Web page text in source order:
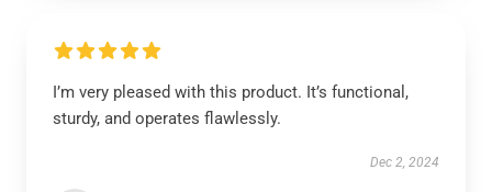
I’m very pleased with this product. It’s functional,
sturdy, and operates flawlessly.
Dec 2, 2024